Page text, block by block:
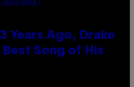
WIREIMAGE)
Years Ago, Drake
Best Song of His